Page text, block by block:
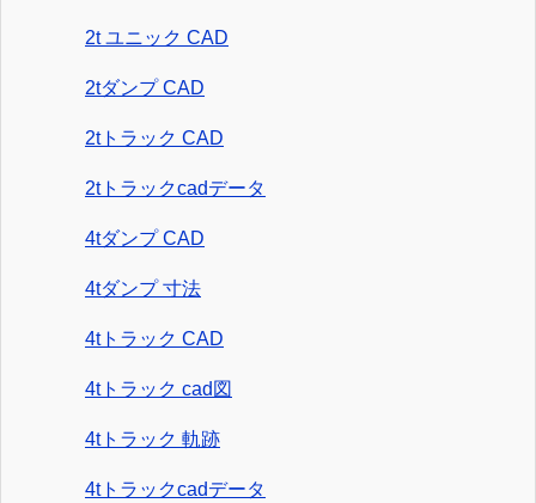
2t ユニック CAD
2tダンプ CAD
2tトラック CAD
2tトラックcadデータ
4tダンプ CAD
4tダンプ 寸法
4tトラック CAD
4tトラック cad図
4tトラック 軌跡
4tトラックcadデータ